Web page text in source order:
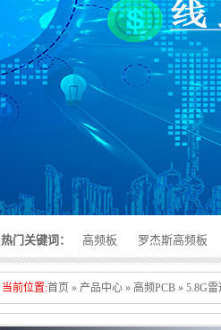
热门关键词： 高频板 罗杰斯高频板
当前位置:首页 » 产品中心 » 高频PCB » 5.8G